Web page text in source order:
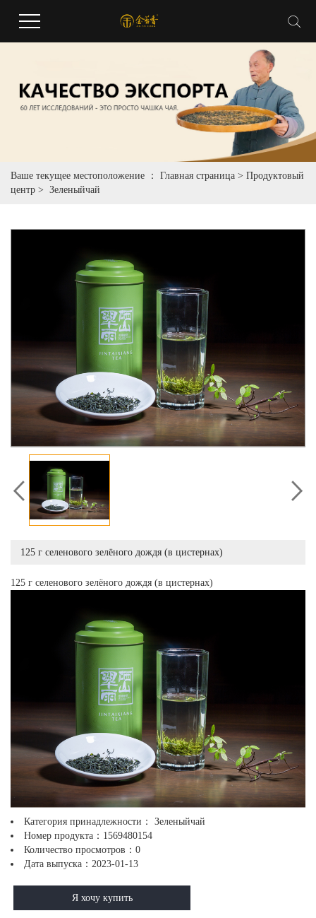
Ваше текущее местоположение ： Главная страница > Продуктовый
центр > Зеленыйчай
125 г селенового зелёного дождя (в цистернах)
125 г селенового зелёного дождя (в цистернах)
Категория принадлежности：
Зеленыйчай
Номер продукта： 1569480154
Количество просмотров： 0
Дата выпуска： 2023-01-13
Я хочу купить